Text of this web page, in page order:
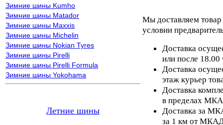
Зимние шины Kumho
Зимние шины Matador
Зимние шины Maxxis
Зимние шины Michelin
Зимние шины Nokian Tyres
Зимние шины Pirelli
Зимние шины Pirelli Formula
Зимние шины Yokohama
Летние шины
Мы доставляем
условии
Доставка
или после 18.00
Доставка
этаж курьер
Доставка
в пределах
Доставка за
за 1 км от